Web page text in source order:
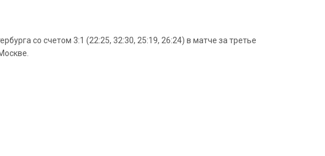
со счетом 3:1 (22:25, 32:30, 25:19, 26:24) в матче за третье